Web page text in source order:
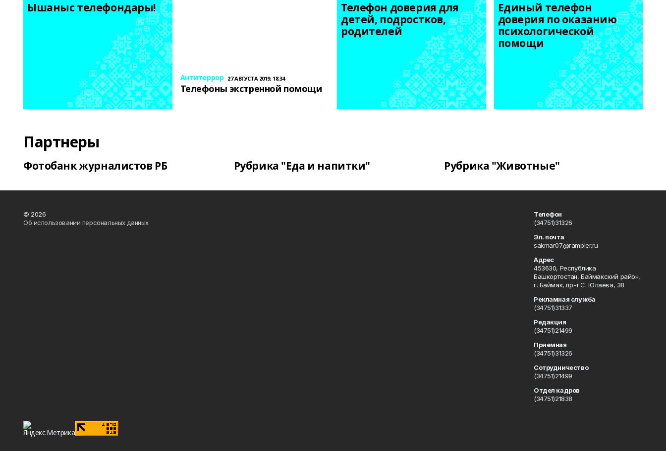
Ышаныс телефондары!
Антитеррор 27 АВГУСТА 2019, 18:34
Телефоны экстренной помощи
Телефон доверия для
детей, подростков,
родителей
Единый телефон
доверия по оказанию
психологической
помощи
Партнеры
Фотобанк журналистов РБ Рубрика "Еда и напитки" Рубрика "Животные"
© 2026
Об использовании персональных данных
Телефон
(34751)31326
Эл. почта
sakmar07@rambler.ru
Адрес
453630, Республика
Башкортостан, Баймакский район,
г. Баймак, пр-т С. Юлаева, 38
Рекламная служба
(34751)31337
Редакция
(34751)21499
Приемная
(34751)31326
Сотрудничество
(34751)21499
Отдел кадров
(34751)21838